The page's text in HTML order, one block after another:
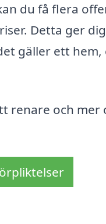
du få flera
Detta ger
gäller ett
renare och